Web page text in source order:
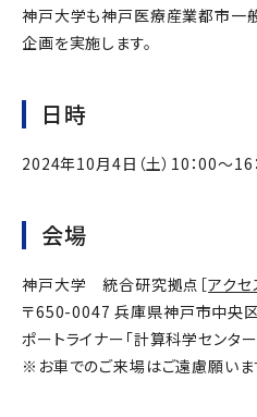
神戸大学も神戸医療産業都市一
企画を実施します。
日時
2024年10月4日（土）10：00～16
会場
神戸大学 統合研究拠点［アクセ
〒650-0047 兵庫県神戸市中央
ポートライナー「計算科学センタ
※お車でのご来場はご遠慮願いま